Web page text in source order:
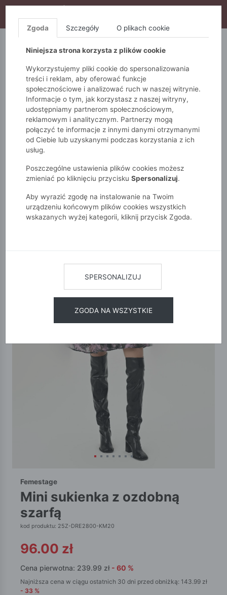
S10), DODATKOWE 15% ZA 3SZT (KOD: S15)
5.10.15. QUIOSQUE
Monnari Zobacz wszystko
Sukienki i kombinezony
Mini
Femestage
mini sukienka z ozdobną
szarfą
kod produktu: 25Z-DRE2800-KM20
96.00 zł
Cena pierwotna: 239.99 zł - 60 %
Najniższa cena w ciągu ostatnich 30 dni przed obniżką: 143.99 zł
- 33 %
Zgoda Szczegóły O plikach cookie
Niniejsza strona korzysta z plików cookie
Wykorzystujemy pliki cookie do spersonalizowania
treści i reklam, aby oferować funkcje
społecznościowe i analizować ruch w naszej witrynie.
Informacje o tym, jak korzystasz z naszej witryny,
udostępniamy partnerom społecznościowym,
reklamowym i analitycznym. Partnerzy mogą
połączyć te informacje z innymi danymi otrzymanymi
od Ciebie lub uzyskanymi podczas korzystania z ich
usług.
Poszczególne ustawienia plików cookies możesz
zmieniać po kliknięciu przycisku Spersonalizuj.
Aby wyrazić zgodę na instalowanie na Twoim
urządzeniu końcowym plików cookies wszystkich
wskazanych wyżej kategorii, kliknij przycisk Zgoda.
SPERSONALIZUJ
ZGODA NA WSZYSTKIE